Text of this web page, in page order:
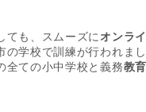
ても、スムーズに オンラ
の学校で訓練が行われま
全ての小中学校と義務教